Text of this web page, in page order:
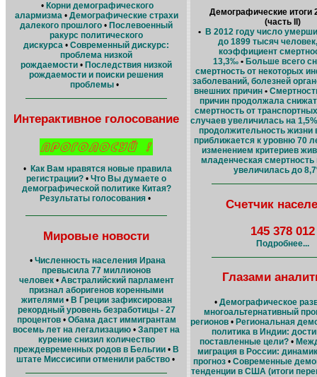
• Корни демографического
алармизма• Демографические страхи
далекого прошлого • Послевоенный
ракурс политического
дискурса • Современный дискурс:
проблема низкой
рождаемости • Последствия низкой
рождаемости и поиски решения
проблемы•
Интерактивное голосование
• Как Вам нравятся новые правила
регистрации? • Что Вы думаете о
демографической политике Китая?
Результаты голосования •
Мировые новости
• Численность населения Ирана
превысила 77 миллионов
человек•Австралийский парламент
признал аборигенов коренными
жителями• В Греции зафиксирован
рекордный уровень безработицы - 27
процентов• Обама даст иммигрантам
восемь лет на легализацию • Запрет на
курение снизил количество
преждевременных родов в Бельгии • В
штате Миссисипи отменили рабство•
Демографические итоги
(часть II)
• В 2012 году число
до 1899 тысяч
коэффициент
13,3‰ • Больше всего
смертность от некоторых
заболеваний, болезней
внешних причин •
причин продолжала
смертность от
случаев увеличилась на 1,5%
продолжительность жизни
приближается к уровню 70
изменением критериев
младенческая смертность
увеличилась до
Счетчик
145 378 012
Подробнее...
Глазами
• Демографическое
многоальтернативный
регионов • Региональная
политика в Индии:
поставленные цели? •
миграция в России:
прогноз • Современные
тенденции в США (итоги